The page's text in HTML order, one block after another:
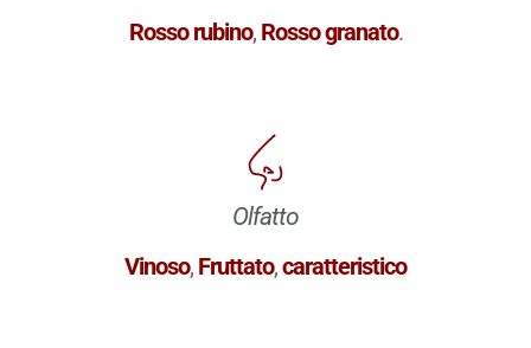
Rosso rubino, Rosso granato.
Olfatto
Vinoso, Fruttato,caratteristico